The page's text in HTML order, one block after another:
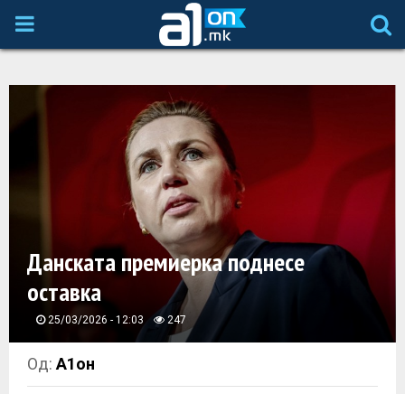
P
I
R
M
Данската премиерка поднесе
оставка
25/03/2026 - 12:03 247
Од:А1он